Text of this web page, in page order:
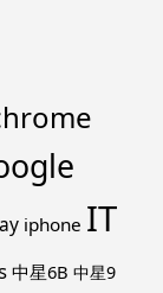
iphone IT
中星6B 中星9